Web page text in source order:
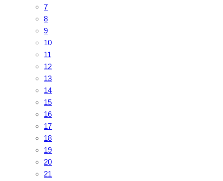
7
8
9
10
11
12
13
14
15
16
17
18
19
20
21